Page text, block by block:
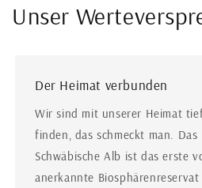
Unser
Der Heimat verbunden
Wir sind mit unserer Heimat
finden, das schmeckt man.
Schwäbische Alb ist das erste
anerkannte